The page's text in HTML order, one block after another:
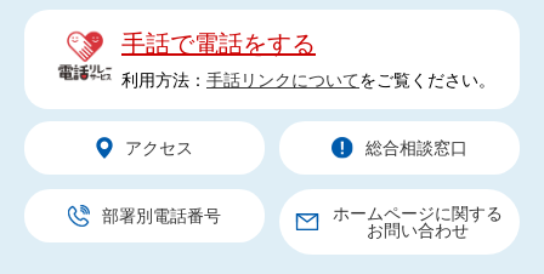
手話で電話をする
利用方法： 手話リンクについてをご覧ください。
アクセス 総合相談窓口
部署別電話番号
ホームページに関する
お問い合わせ